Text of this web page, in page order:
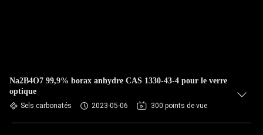
Na2B4O7 99,9% borax anhydre CAS 1330-43-4 pour le verre
optique
Sels carbonatés 2023-05-06 300 points de vue